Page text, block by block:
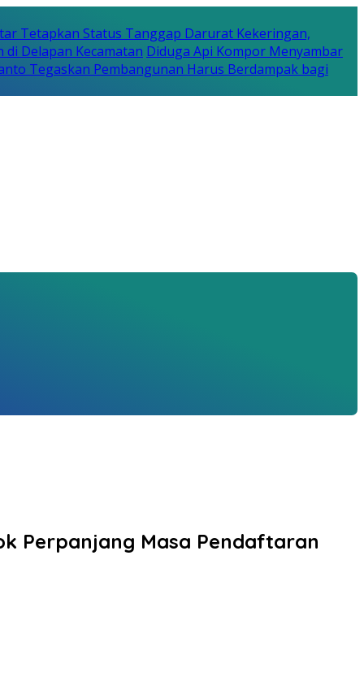
Tetapkan Status Tanggap Darurat Kekeringan,
Delapan Kecamatan Diduga Api Kompor Menyambar
Tegaskan Pembangunan Harus Berdampak bagi
Perpanjang Masa Pendaftaran